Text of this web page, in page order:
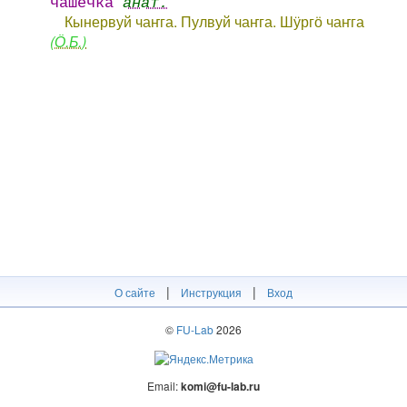
Кынервуй чаҥга. Пулвуй чаҥга. Шӱргӧ чаҥга
(Ӧ.Б.)
О сайте | Инструкция | Вход
© FU-Lab2026
Email:komi@fu-lab.ru